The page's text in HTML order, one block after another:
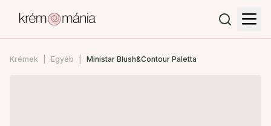
Krémek Egyéb Ministar Blush&Contour Paletta